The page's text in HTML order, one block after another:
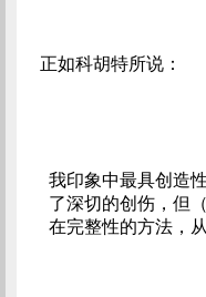
正如科胡特所说：
我印象中最具创造
了深切的创伤，但
在完整性的方法，